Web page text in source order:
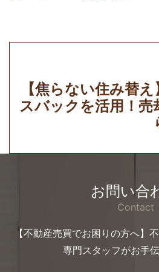
ョ
【焦らない住み替
スバックを活用！売
お問い合
Contact
【不動産売買でお困りの方へ】
専門スタッフがお手伝